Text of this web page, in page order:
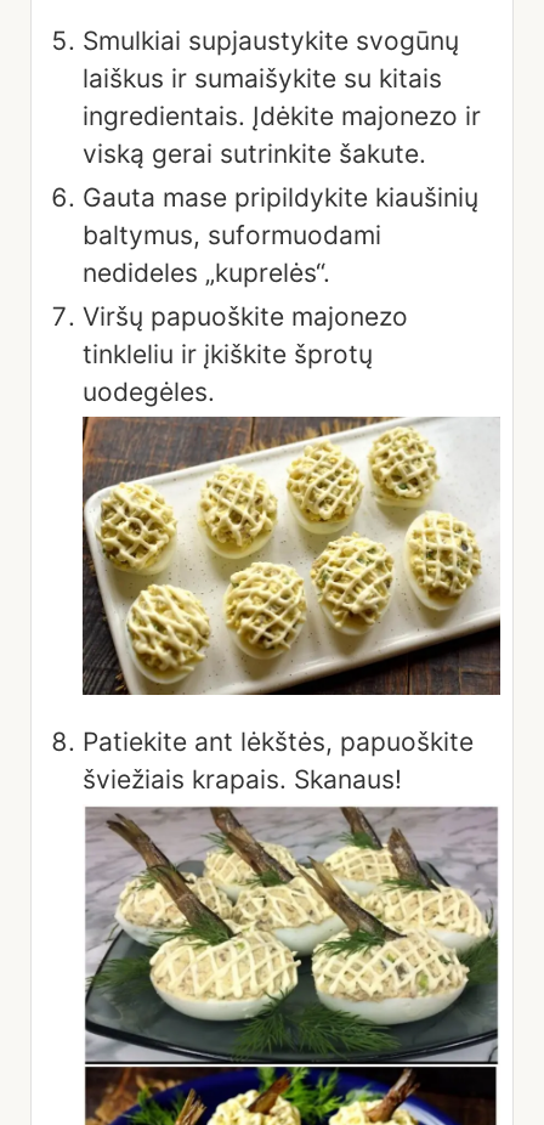
Smulkiai supjaustykite svogūnų
laiškus ir sumaišykite su kitais
ingredientais. Įdėkite majonezo ir
viską gerai sutrinkite šakute.
Gauta mase pripildykite kiaušinių
baltymus, suformuodami
nedideles „kuprelės“.
Viršų papuoškite majonezo
tinkleliu ir įkiškite šprotų
uodegėles.
Patiekite ant lėkštės, papuoškite
šviežiais krapais. Skanaus!